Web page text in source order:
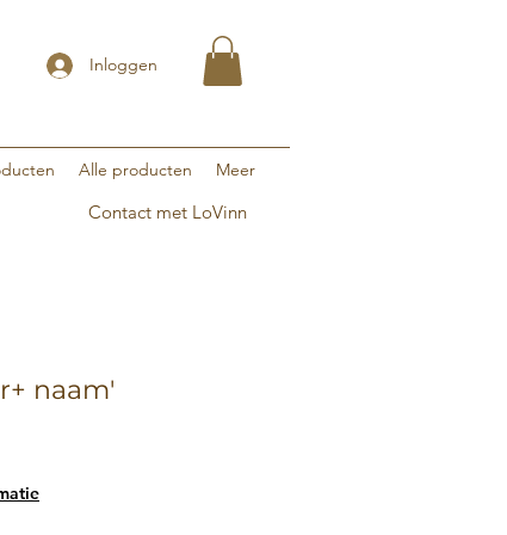
Inloggen
Alle producten Meer
Contact met LoVinn
naam'